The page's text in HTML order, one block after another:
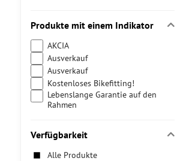
Produkte mit einem Indikator
AKCIA
Ausverkauf
Ausverkauf
Kostenloses Bikefitting!
Lebenslange Garantie auf den
Rahmen
Verfügbarkeit
Alle Produkte